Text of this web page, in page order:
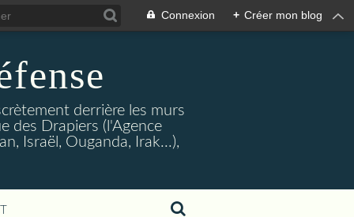
Connexion + Créer mon blog
derrière les murs
des Drapiers (l'Agence
Israël, Ouganda, Irak...),